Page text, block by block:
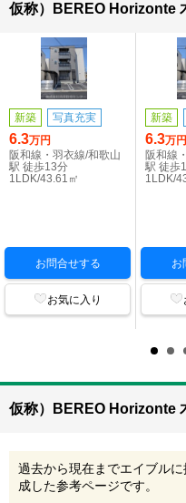
仮称）BEREO Horizonte
新築 写真充実
6.3万円
阪和線・羽衣線/和歌山
駅 徒歩13分
1LDK/43.61㎡
お問合せする
お気に入り
新築
6.3万円
阪和線
駅 徒歩
1LDK/
お
仮称）BEREO Horizonte
過去から現在までエイブル
成した参考ページです。